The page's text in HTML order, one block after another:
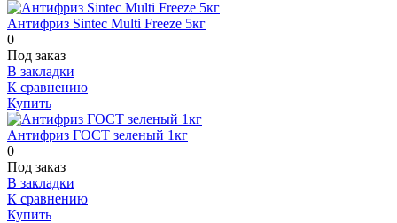
Антифриз Sintec Multi Freeze 5кг
0
Под заказ
В закладки
К сравнению
Купить
Антифриз ГОСТ зеленый 1кг
0
Под заказ
В закладки
К сравнению
Купить